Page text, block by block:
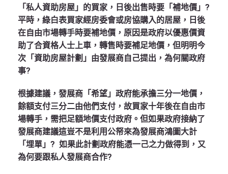
「私人資助房屋」的買家，日後出售時要「補地價」?
平時，綠白表買家經房委會或房協購入的居屋，日後
在自由市場轉手時要補地價，原因是政府以優惠價資
助了合資格人士上車，轉售時要補足地價，但明明今
次「資助房屋計劃」由發展商自己提出，為何關政府
事?
根據建議，發展商「希望」政府能承擔三分一地價，
餘額支付三分二由他們支付，故買家十年後在自由市
場轉手，需把足額地價支付政府。但如果政府接納了
發展商建議這豈不是利用公帑來為發展商鴻圖大計
「埋單」? 如果此計劃政府能憑一己之力做得到，又
為何要跟私人發展商合作?